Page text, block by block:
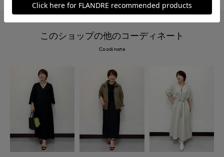
このショップの他のコーディネート
Coodinate